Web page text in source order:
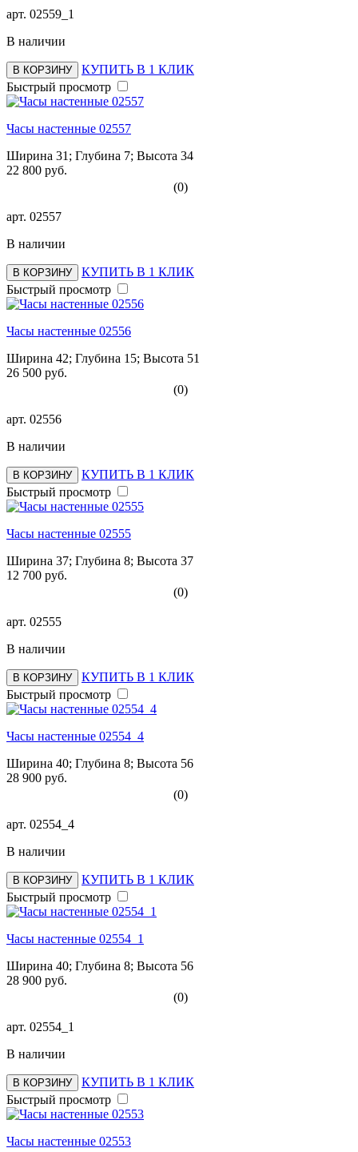
арт. 02559_1
В наличии
В КОРЗИНУ
КУПИТЬ В 1 КЛИК
Быстрый просмотр
Часы настенные 02557
Ширина 31; Глубина 7; Высота 34
22 800 руб.
(0)
арт. 02557
В наличии
В КОРЗИНУ
КУПИТЬ В 1 КЛИК
Быстрый просмотр
Часы настенные 02556
Ширина 42; Глубина 15; Высота 51
26 500 руб.
(0)
арт. 02556
В наличии
В КОРЗИНУ
КУПИТЬ В 1 КЛИК
Быстрый просмотр
Часы настенные 02555
Ширина 37; Глубина 8; Высота 37
12 700 руб.
(0)
арт. 02555
В наличии
В КОРЗИНУ
КУПИТЬ В 1 КЛИК
Быстрый просмотр
Часы настенные 02554_4
Ширина 40; Глубина 8; Высота 56
28 900 руб.
(0)
арт. 02554_4
В наличии
В КОРЗИНУ
КУПИТЬ В 1 КЛИК
Быстрый просмотр
Часы настенные 02554_1
Ширина 40; Глубина 8; Высота 56
28 900 руб.
(0)
арт. 02554_1
В наличии
В КОРЗИНУ
КУПИТЬ В 1 КЛИК
Быстрый просмотр
Часы настенные 02553